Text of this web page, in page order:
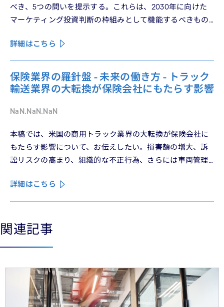
べき、5つの問いを提示する。これらは、2030年に向けた
マーケティング投資判断の枠組みとして機能するべきもの
詳細はこちら
保険業界の羅針盤 - 未来の働き方 - トラック
輸送業界の大転換が保険会社にもたらす影響
NaN.NaN.NaN
本稿では、米国の商用トラック業界の大転換が保険会社に
もたらす影響について、お伝えしたい。損害額の増大、訴
訟リスクの高まり、組織的な不正行為、さらには車両管理
ある。
詳細はこちら
See more See less
関連記事